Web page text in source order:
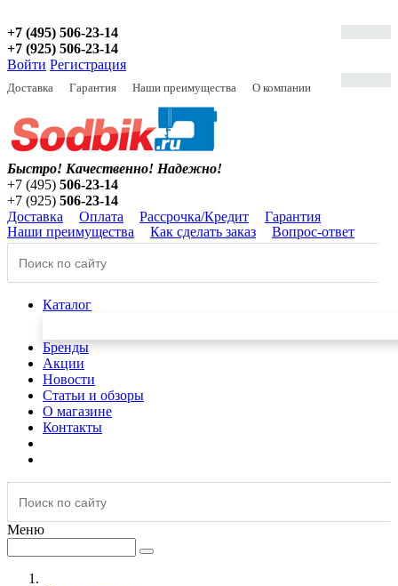
+7 (495) 506-23-14
+7 (925) 506-23-14
Войти Регистрация
Доставка Гарантия Наши преимущества О компании
Быстро! Качественно! Надежно!
+7 (495) 506-23-14
+7 (925) 506-23-14
Доставка
Оплата Рассрочка/Кредит
Гарантия
Наши преимущества
Как сделать заказ Вопрос-ответ
Каталог
Бренды
Акции
Новости
Статьи и обзоры
О магазине
Контакты
Меню